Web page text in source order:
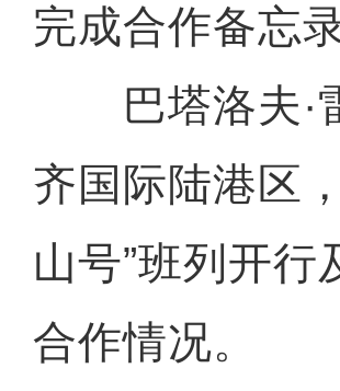
完成合作备忘
巴塔洛夫·
齐国际陆港区
山号”班列开
合作情况。